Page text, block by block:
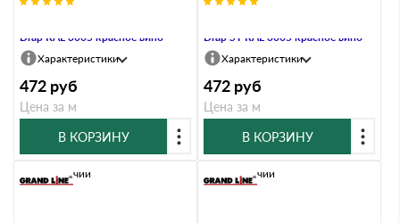
Drap RAL 3005 красное вино
Характеристики
472 руб
Цена за м
В КОРЗИНУ
Drap ST RAL 3005 красное вино
Характеристики
472 руб
Цена за м
В КОРЗИНУ
В наличии В наличии